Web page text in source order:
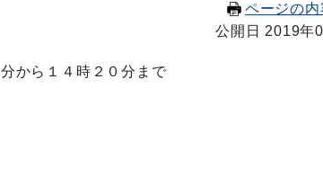
ページの内
公開日 2019年
分から１４時２０分まで